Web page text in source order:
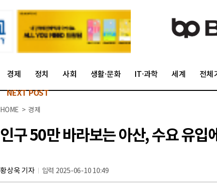
경제 정치 사회 생활·문화 IT·과학 세계 전체
NEXT POST
HOME > 경제
인구 50만 바라보는 아산, 수요 유입
황상욱 기자 입력 2025-06-10 10:49